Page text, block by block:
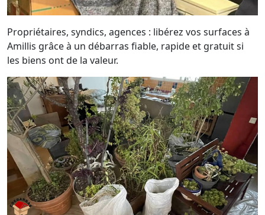
Propriétaires, syndics, agences : libérez vos surfaces à
Amillis grâce à un débarras fiable, rapide et gratuit si
les biens ont de la valeur.